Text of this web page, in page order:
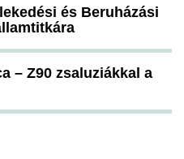
és Beruházási
– Z90 zsaluziákkal a